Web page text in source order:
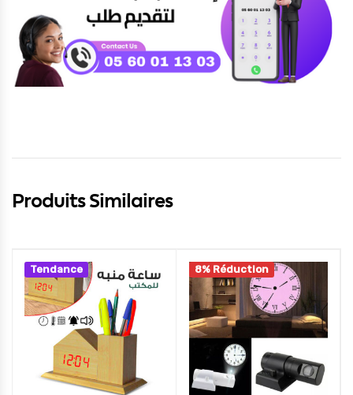
Produits Similaires
Tendance 8% Réduction